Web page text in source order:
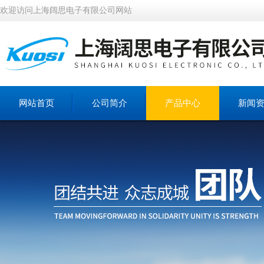
欢迎访问上海阔思电子有限公司网站
网站首页 公司简介 产品中心 新闻